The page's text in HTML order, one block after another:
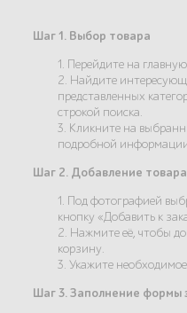
Шаг 1. Выбор товара
1. Перейдите на
2. Найдите
представленных
строкой поиска.
3. Кликните на
подробной
Шаг 2. Добавление товара
1. Под фотографией
кнопку «Добавить к
2. Нажмите её, чтобы
корзину.
3. Укажите
Шаг 3. Заполнение формы